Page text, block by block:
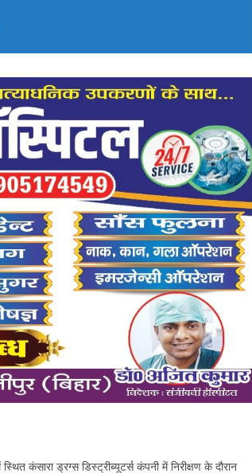
कंसारा ड्रग्स डिस्ट्रीब्यूटर्स कंपनी में निरीक्षण के दौरान